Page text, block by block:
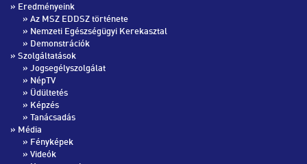
» Eredményeink
» Az MSZ EDDSZ története
» Nemzeti Egészségügyi Kerekasztal
» Demonstrációk
» Szolgáltatások
» Jogsegélyszolgálat
» NépTV
» Üdültetés
» Képzés
» Tanácsadás
» Média
» Fényképek
» Videók